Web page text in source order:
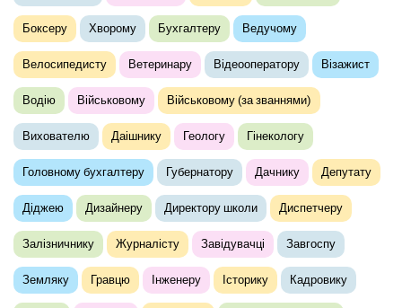
Боксеру Хворому Бухгалтеру Ведучому
Велосипедисту Ветеринару Відеооператору Візажист
Водію Військовому Військовому (за званнями)
Вихователю Даішнику Геологу Гінекологу
Головному бухгалтеру Губернатору Дачнику Депутату
Діджею Дизайнеру Директору школи Диспетчеру
Залізничнику Журналісту Завідувачці Завгоспу
Земляку Гравцю Інженеру Історику Кадровику